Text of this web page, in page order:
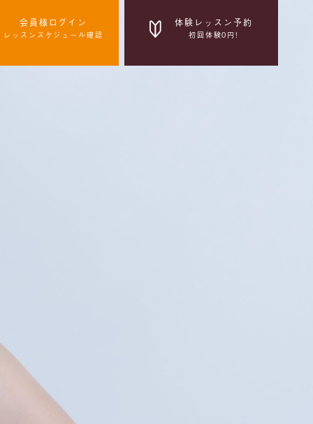
会員様ログイン
レッスンスケジュール確認
体験レッスン予約
初回体験0円!